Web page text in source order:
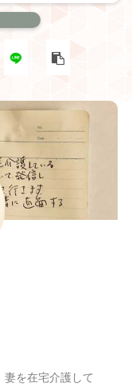
を在宅介護して